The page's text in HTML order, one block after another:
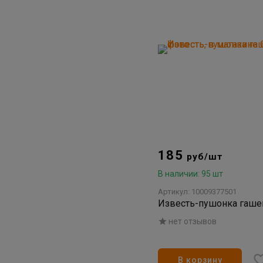
185 руб/шт
В наличии: 95 шт
Артикул: 10009377501
Известь-пушонка
нет отзывов
В корзину